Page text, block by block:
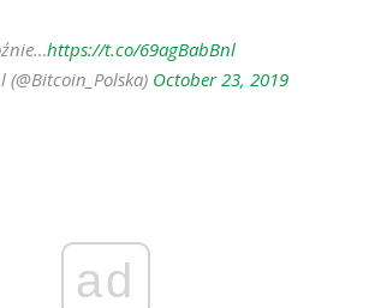
https://t.co/69agBabBnl
October 23, 2019
ad